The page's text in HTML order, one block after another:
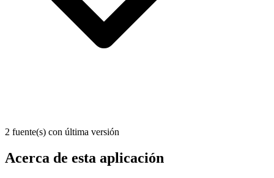
2 fuente(s) con última versión
Acerca de esta aplicación